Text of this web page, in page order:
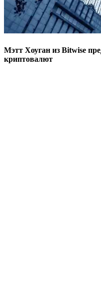
Мэтт Хоуган из Bitwise
криптовалют